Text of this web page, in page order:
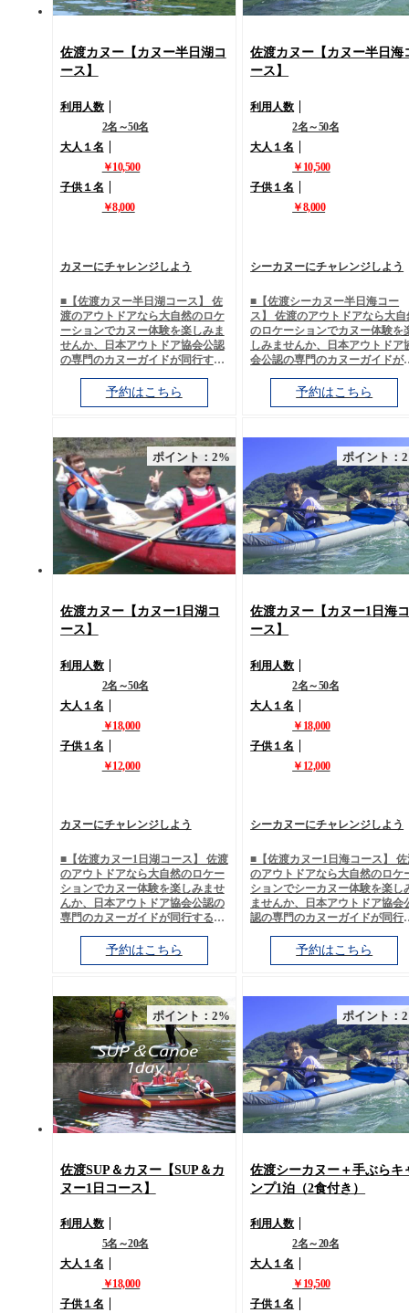
佐渡カヌー【カヌー半日湖コ
ース】
利用人数
2名～50名
大人１名
￥10,500
子供１名
￥8,000
カヌーにチャレンジしよう
■【佐渡カヌー半日湖コース】 佐
渡のアウトドアなら大自然のロケ
ーションでカヌー体験を楽しみま
せんか、日本アウトドア協会公認
の専門のカヌーガイドが同行する
すすめなのが子供から参加するこ
の音そして穏やかな日差しを浴び
て楽しむことができます。大自然
の新緑に囲まれた湖で非日常のス
ローライフを楽しみませんか？ 佐
渡の観光で遊ぶアクティビティー
湖のアウトドア体験を満喫してみ
ませんか？ ◆割引情報 ・家族割
引 ・グループ割引 ・イベント情
報 ※各種格安情報などございます
ので是非ご利用くださいませ
予約はこちら
佐渡カヌー【カヌー半日海
ース】
利用人数
2名～50名
大人１名
￥10,500
子供１名
￥8,000
シーカヌーにチャレンジしよう
■【佐渡シーカヌー半日海コー
ス】 佐渡のアウトドアなら大自
のロケーションでカヌー体験を
しみませんか、日本アウトドア
会公認の専門のカヌーガイドが
ならおすすめなのが子供から参
や心地よい海風そして穏やかな
差しを浴びて楽しむことができ
す。大自然の海に囲まれて非日
のスローライフを楽しみません
か？ 佐渡の観光で遊ぶアクティ
ティー海のアウトドア体験を満
してみませんか？ ◆割引情報 ・
家族割引 ・グループ割引 ・イベ
ント情報 ※各種格安情報などご
いますので是非ご利用ください
予約はこちら
ポイント：2%
佐渡カヌー【カヌー1日湖コ
ース】
利用人数
2名～50名
大人１名
￥18,000
子供１名
￥12,000
カヌーにチャレンジしよう
■【佐渡カヌー1日湖コース】 佐渡
のアウトドアなら大自然のロケー
ションでカヌー体験を楽しみませ
んか、日本アウトドア協会公認の
専門のカヌーガイドが同行するの
すめなのが子供から参加すること
のできるカヌー体験がいいです
の音そして穏やかな日差しを浴び
て楽しむことができます。大自然
の新緑に囲まれた湖で非日常のス
ローライフを楽しみませんか？ 佐
渡の観光で遊ぶアクティビティー
湖のアウトドア体験を満喫してみ
ませんか？ ◆割引情報 ・家族割
引 ・グループ割引 ・イベント情
報 ※各種格安情報などございます
ので是非ご利用くださいませ
予約はこちら
ポイント：
佐渡カヌー【カヌー1日海
ース】
利用人数
2名～50名
大人１名
￥18,000
子供１名
￥12,000
シーカヌーにチャレンジしよう
■【佐渡カヌー1日海コース】
のアウトドアなら大自然のロケ
ションでシーカヌー体験を楽し
ませんか、日本アウトドア協会
認の専門のカヌーガイドが同行
おすすめなのが子供から参加す
ことのできるシーカヌー体験が
地よい海風そして穏やかな日差
を浴びて楽しむことができます
大自然の海に囲まれて非日常の
ローライフを楽しみませんか？
渡の観光で遊ぶアクティビティ
海のアウトドア体験を満喫して
ませんか？ ◆割引情報 ・家族割
引 ・グループ割引 ・イベント情
報 ※各種格安情報などございま
ので是非ご利用くださいませ
予約はこちら
ポイント：2%
佐渡SUP＆カヌー【SUP＆カ
ヌー1日コース】
利用人数
5名～20名
大人１名
￥18,000
子供１名
ポイント：
佐渡シーカヌー＋手ぶらキ
ンプ1泊（2食付き）
利用人数
2名～20名
大人１名
￥19,500
子供１名